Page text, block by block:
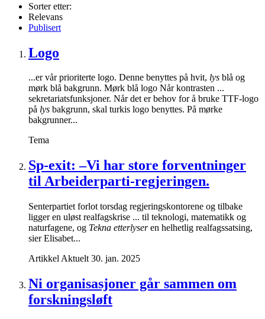
Sorter etter:
Relevans
Publisert
Logo
...er vår prioriterte logo. Denne benyttes på hvit, lys blå og
mørk blå bakgrunn. Mørk blå logo Når kontrasten ...
sekretariatsfunksjoner. Når det er behov for å bruke TTF-logo
på lys bakgrunn, skal turkis logo benyttes. På mørke
bakgrunner...
Tema
Sp-exit: –Vi har store forventninger
til Arbeiderparti-regjeringen.
Senterpartiet forlot torsdag regjeringskontorene og tilbake
ligger en uløst realfagskrise ... til teknologi, matematikk og
naturfagene, og Tekna etterlyseren helhetlig realfagssatsing,
sier Elisabet...
Artikkel Aktuelt 30. jan. 2025
Ni organisasjoner går sammen om
forskningsløft